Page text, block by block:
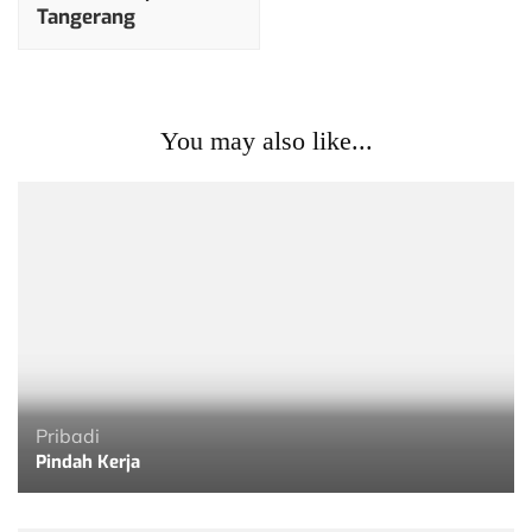
Tangerang
You may also like...
Pribadi
Pindah Kerja